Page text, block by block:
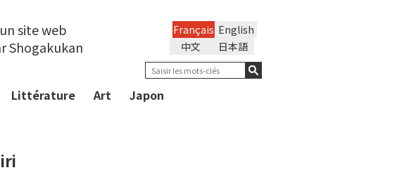
site web
Shogakukan
English
Français
日本語
中文
Littérature Art Japon